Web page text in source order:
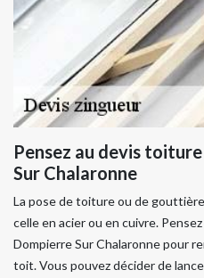
Pensez au devis
Sur Chalaronne
La pose de toiture ou de
celle en acier ou en cuivre.
Dompierre Sur Chalaronne pour
toit. Vous pouvez décider de